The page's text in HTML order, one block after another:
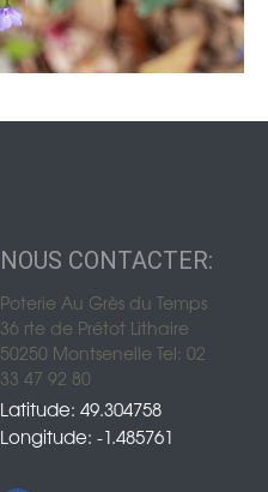
NOUS CONTACTER:
Poterie Au Grès du Temps
36 rte de Prétot Lithaire
50250 Montsenelle Tel: 02
33 47 92 80
Latitude: 49.304758
Longitude: -1.485761